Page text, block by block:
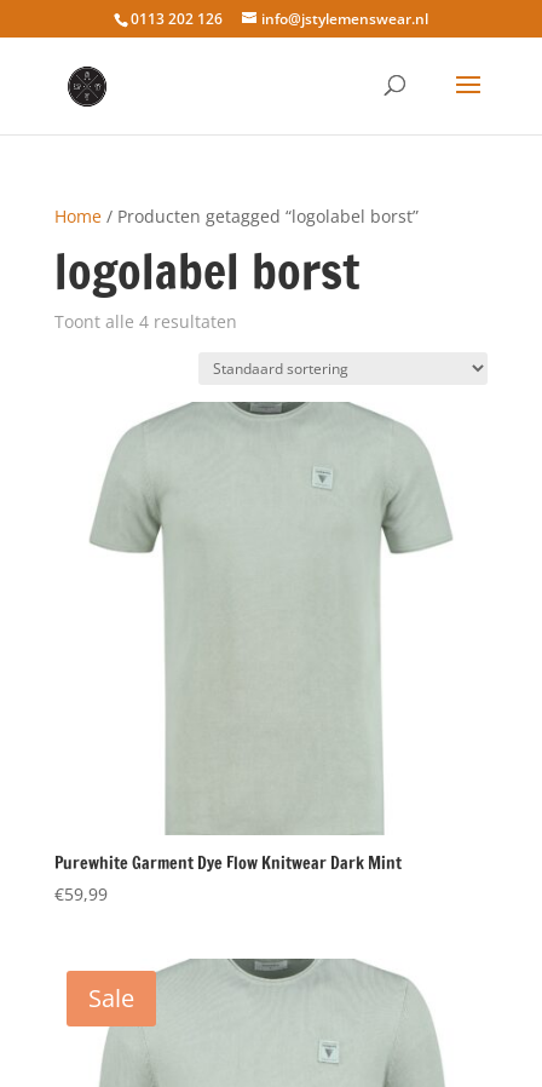
0113 202 126 info@jstylemenswear.nl
Home/ Producten getagged “logolabel borst”
logolabel borst
Toont alle 4 resultaten
Purewhite Garment Dye Flow Knitwear Dark Mint
€59,99
Sale